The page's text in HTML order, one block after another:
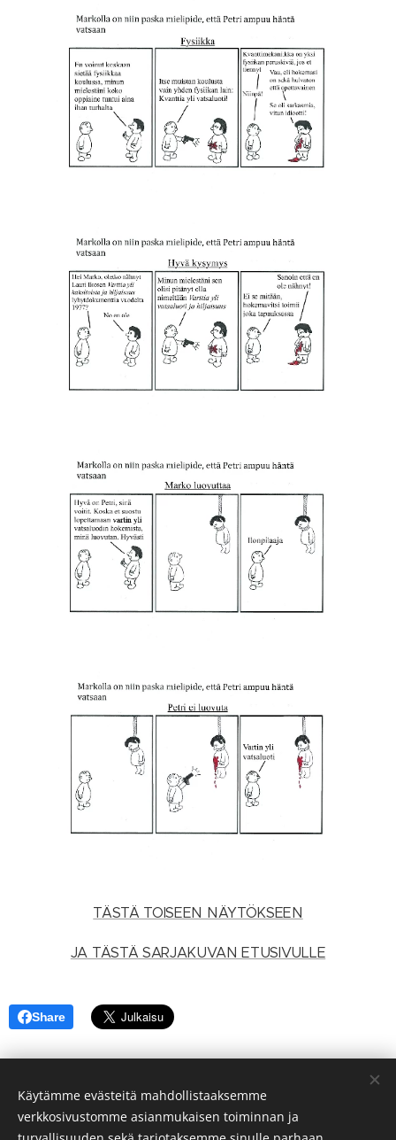
TÄSTÄ TOISEEN NÄYTÖKSEEN
JA TÄSTÄ SARJAKUVAN ETUSIVULLE
Share
ELOKUUN 2026UUDELLEENNOSTONA:
Käytämme evästeitä mahdollistaaksemme
verkkosivustomme asianmukaisen toiminnan ja